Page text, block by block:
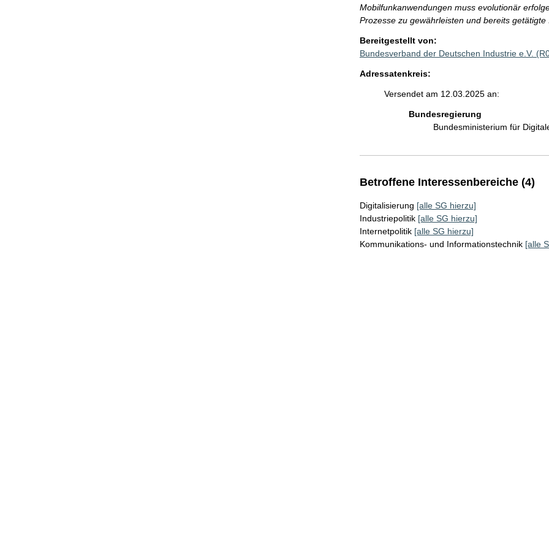
Mobilfunkanwendungen muss evolutionär
Prozesse zu gewährleisten und bereits
Bereitgestellt von:
Bundesverband der Deutschen Industrie e.V.
Adressatenkreis:
Versendet am 12.03.2025 an:
Bundesregierung
Bundesministerium für
Betroffene Interessenbereiche (4)
Digitalisierung [alle SG hierzu]
Industriepolitik [alle SG hierzu]
Internetpolitik [alle SG hierzu]
Kommunikations- und Informationstechnik [alle